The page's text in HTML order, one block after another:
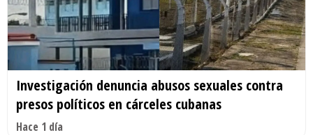
Investigación denuncia abusos sexuales contra
presos políticos en cárceles cubanas
Hace 1 día